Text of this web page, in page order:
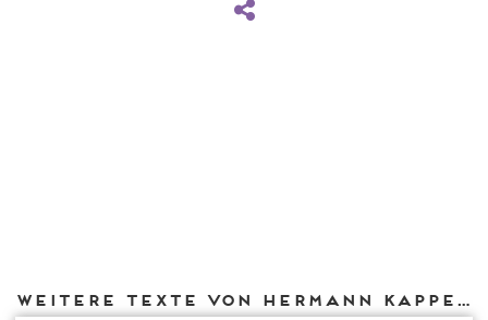
Weitere Texte von Hermann Kappelhoff bei DIAPHANES